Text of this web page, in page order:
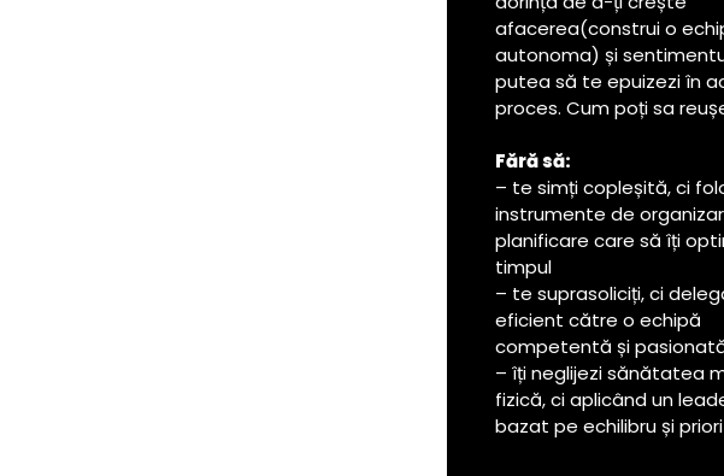
afacerea(construi o
autonoma) și
putea să te epuizezi în
proces. Cum poți sa
Fără să:
– te simți copleșită, ci
instrumente de
planificare care să îți
timpul
– te suprasoliciți, ci
eficient către o echipă
competentă și
– îți neglijezi sănătatea
fizică, ci aplicând un
bazat pe echilibru și